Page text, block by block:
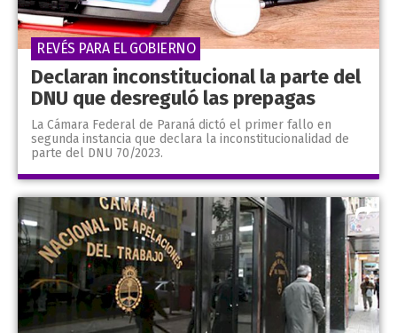
Declaran inconstitucional la parte del
DNU que desreguló las prepagas
La Cámara Federal de Paraná dictó el primer fallo en
segunda instancia que declara la inconstitucionalidad de
parte del DNU 70/2023.
REVÉS PARA EL GOBIERNO